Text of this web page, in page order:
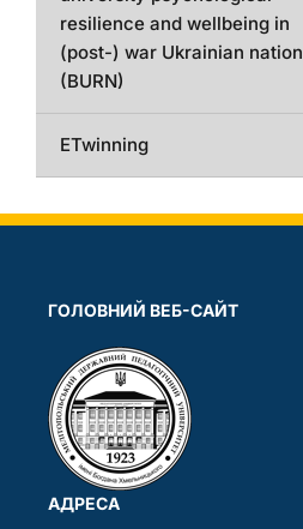
resilience and wellbeing in
(post-) war Ukrainian nation
(BURN)
ETwinning
ГОЛОВНИЙ ВЕБ-САЙТ
АДРЕСА